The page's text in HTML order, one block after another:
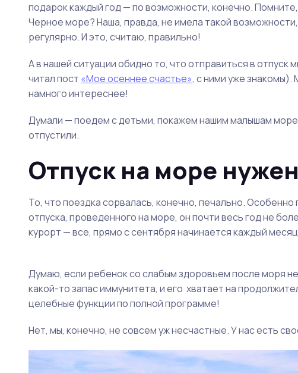
подарок каждый год — по возможности, конечно.
Черное море? Наша, правда, не имела такой
регулярно. И это, считаю, правильно!
А в нашей ситуации обидно то, что отправиться в отпуск
читал пост «Мое осеннее счастье», с ними уже
намного интереснее!
Думали — поедем с детьми, покажем нашим малышам
отпустили.
Отпуск на море
То, что поездка сорвалась, конечно, печально.
отпуска, проведенного на море, он почти весь год не
курорт — все, прямо с сентября начинается каждый
Думаю, если ребенок со слабым здоровьем после моря
какой-то запас иммунитета, и его хватает на
целебные функции по полной программе!
Нет, мы, конечно, не совсем уж несчастные. У нас есть